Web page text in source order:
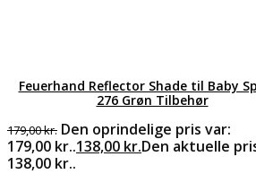
Feuerhand Reflector Shade til Baby
276 Grøn Tilbehør
179,00kr. Den oprindelige pris var:
179,00 kr..138,00 kr.Den aktuelle
138,00 kr..